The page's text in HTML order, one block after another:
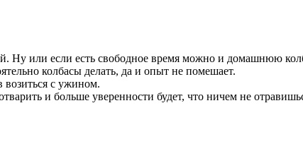
Ну или если есть свободное время можно и домашнюю
колбасы делать, да и опыт не помешает.
возиться с ужином.
и больше уверенности будет, что ничем не